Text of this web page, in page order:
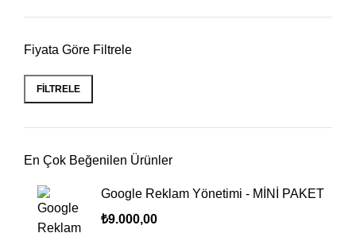
Fiyata Göre Filtrele
FILTRELE
En Çok Beğenilen Ürünler
Google Reklam Yönetimi - MİNİ PAKET
₺9.000,00